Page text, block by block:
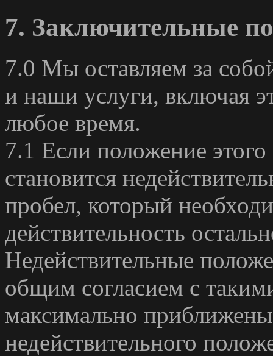
7. Заключительные
7.0 Мы оставляем за
и наши услуги, включая
любое время.
7.1 Если положение
становится
пробел, который
действительность
Недействительные
общим согласием с
максимально приближены
недействительного